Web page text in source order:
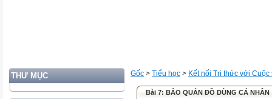
THƯ MỤC Gốc > Tiểu học > Kết nối Tri thức với Cuộc
Bài 7: BẢO QUẢN ĐỒ DÙNG CÁ NHÂN